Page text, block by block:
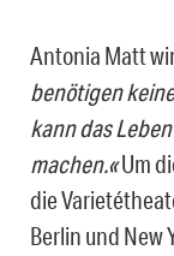
Antonia Matt
benötigen
kann das
machen.«Um
die
Berlin und New